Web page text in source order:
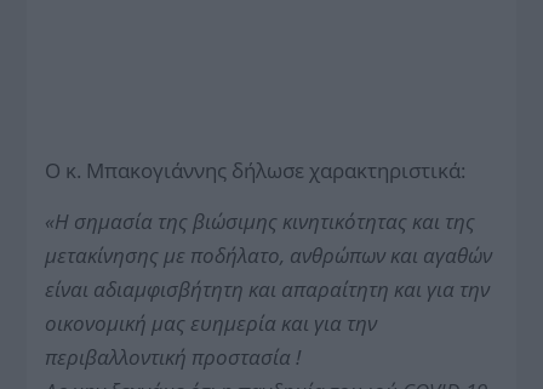
Ο κ. Μπακογιάννης δήλωσε χαρακτηριστικά:
«Η σημασία της βιώσιμης κινητικότητας και της
μετακίνησης με ποδήλατο, ανθρώπων και αγαθών
είναι αδιαμφισβήτητη και απαραίτητη και για την
οικονομική μας ευημερία και για την
περιβαλλοντική προστασία !